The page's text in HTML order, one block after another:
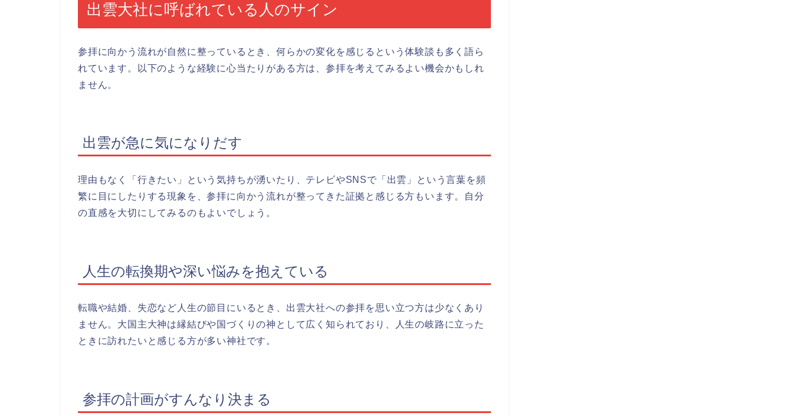
出雲大社に呼ばれている人のサイン
参拝に向かう流れが自然に整っているとき、何らかの変化を感じるという体験談も多く語ら
れています。以下のような経験に心当たりがある方は、参拝を考えてみるよい機会かもしれ
ません。
出雲が急に気になりだす
理由もなく「行きたい」という気持ちが湧いたり、テレビやSNSで「出雲」という言葉を頻
繁に目にしたりする現象を、参拝に向かう流れが整ってきた証拠と感じる方もいます。自分
の直感を大切にしてみるのもよいでしょう。
人生の転換期や深い悩みを抱えている
転職や結婚、失恋など人生の節目にいるとき、出雲大社への参拝を思い立つ方は少なくあり
ません。大国主大神は縁結びや国づくりの神として広く知られており、人生の岐路に立った
ときに訪れたいと感じる方が多い神社です。
参拝の計画がすんなり決まる